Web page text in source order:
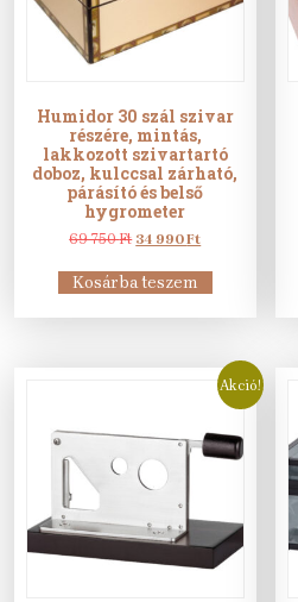
Humidor 30 szál szivar
részére, mintás,
lakkozott szivartartó
doboz, kulccsal zárható,
párásító és belső
hygrometer
69 750Ft Original
was:
69
34 990FtCurrent
is:
34
Kosárba teszem
Akció!